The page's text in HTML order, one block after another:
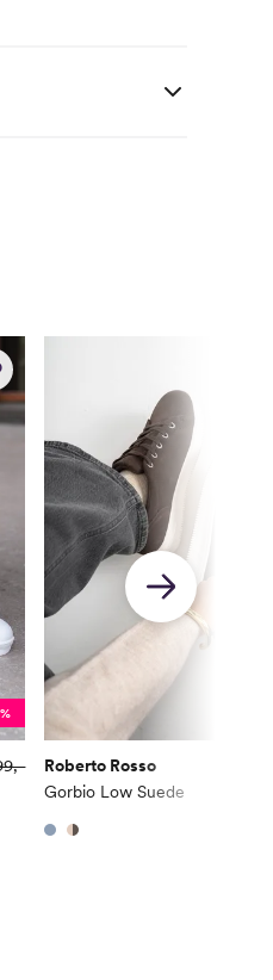
Roberto Rosso
Gorbio Low Suede